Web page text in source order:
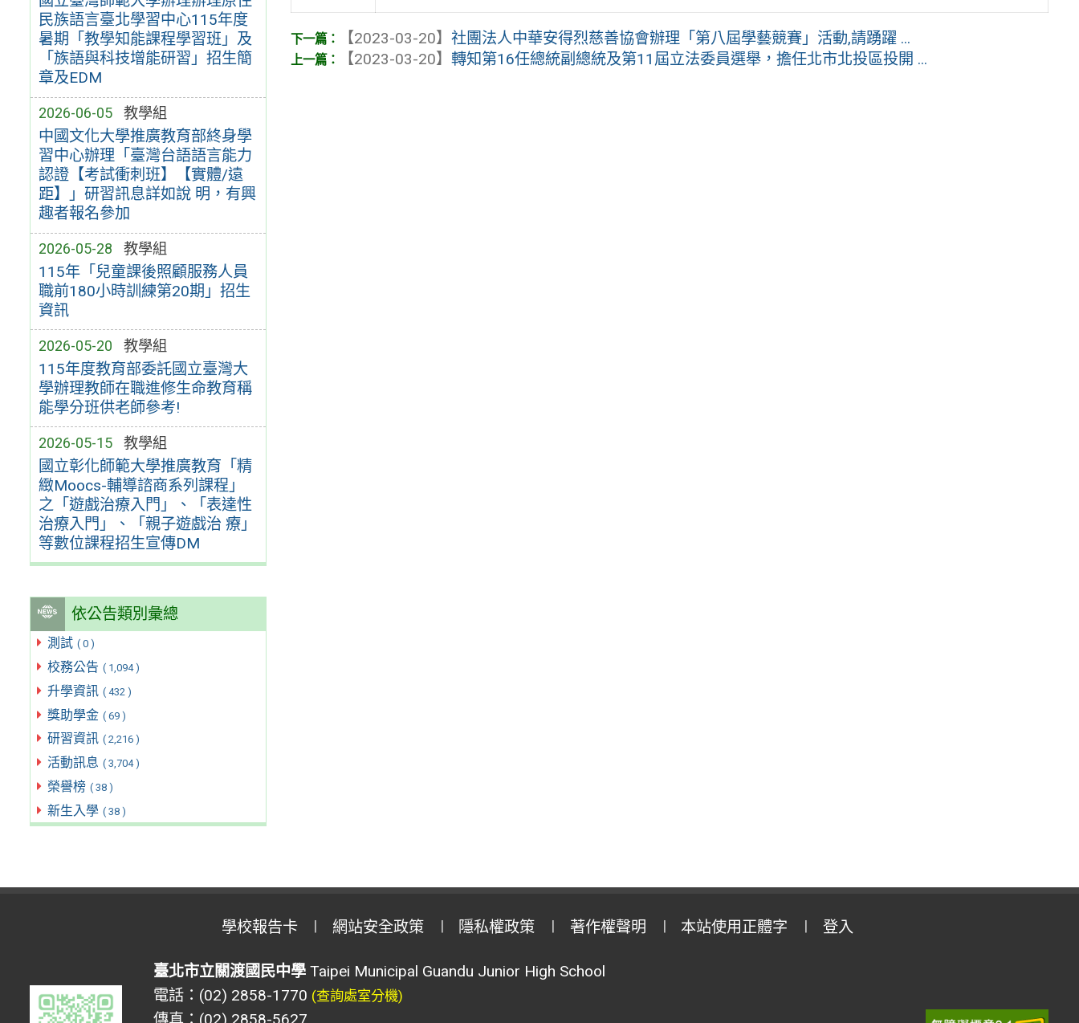
民族語言臺北學習中心115年度
暑期「教學知能課程學習班」及
「族語與科技增能研習」招生簡
章及EDM
2026-06-05 教學組
中國文化大學推廣教育部終身學
習中心辦理「臺灣台語語言能力
認證【考試衝刺班】【實體/遠
距】」研習訊息詳如說 明，有興
趣者報名參加
2026-05-28 教學組
115年「兒童課後照顧服務人員
職前180小時訓練第20期」招生
資訊
2026-05-20 教學組
115年度教育部委託國立臺灣大
學辦理教師在職進修生命教育稱
能學分班供老師參考!
2026-05-15 教學組
國立彰化師範大學推廣教育「精
緻Moocs-輔導諮商系列課程」
之「遊戲治療入門」、「表達性
治療入門」、「親子遊戲治 療」
等數位課程招生宣傳DM
依公告類別彙總
測試 ( 0 )
校務公告 ( 1,094 )
升學資訊 ( 432 )
獎助學金 ( 69 )
研習資訊 ( 2,216 )
活動訊息 ( 3,704 )
榮譽榜 ( 38 )
新生入學 ( 38 )
【2023-03-20】社團法人中華安得烈慈善協會辦理「第八屆學藝競賽」活動,請踴躍 ...
【2023-03-20】轉知第16任總統副總統及第11屆立法委員選舉，擔任北市北投區投開 ...
學校報告卡 網站安全政策 隱私權政策 著作權聲明 本站使用正體字 登入
臺北市立關渡國民中學Taipei Municipal Guandu Junior High School
電話：(02) 2858-1770 (查詢處室分機)